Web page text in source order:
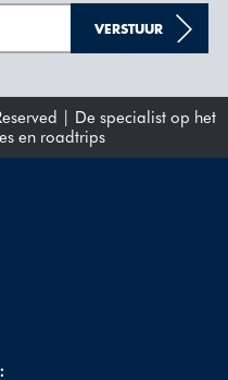
VERSTUUR
| De specialist op het
en roadtrips